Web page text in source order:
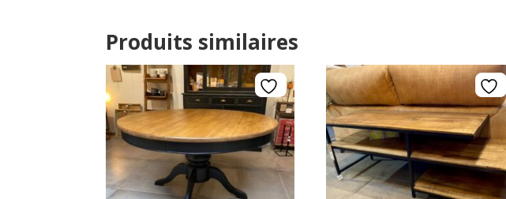
Produits similaires